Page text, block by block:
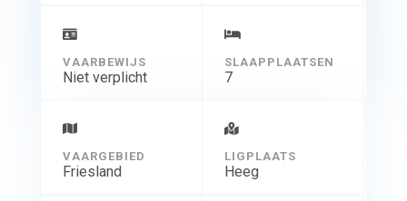
VAARBEWIJS
Niet verplicht
SLAAPPLAATSEN
7
VAARGEBIED
Friesland
LIGPLAATS
Heeg